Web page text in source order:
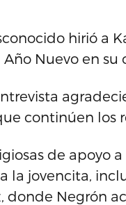
hirió a
Nuevo en su
continúen los
de apoyo
la jovencita,
donde Negrón